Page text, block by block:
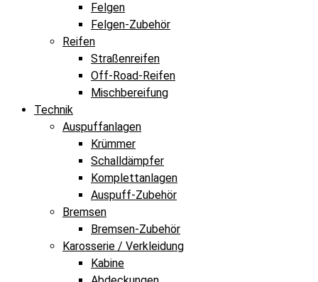
Felgen
Felgen-Zubehör
Reifen
Straßenreifen
Off-Road-Reifen
Mischbereifung
Technik
Auspuffanlagen
Krümmer
Schalldämpfer
Komplettanlagen
Auspuff-Zubehör
Bremsen
Bremsen-Zubehör
Karosserie / Verkleidung
Kabine